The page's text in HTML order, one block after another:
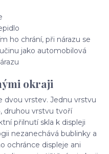
ho chrání, při nárazu se
jako automobilová
okraji
dvou vrstev. Jednu vrstvu
druhou vrstvu tvoří
přilnutí skla k displeji
nezanechává bublinky a
ochránce displeje ani